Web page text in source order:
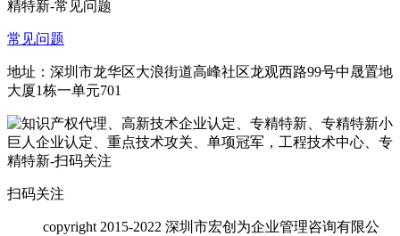
常见问题
地址：深圳市龙华区大浪街道高峰社区龙观西路99号中晟置地
大厦1栋一单元701
扫码关注
copyright 2015-2022 深圳市宏创为企业管理咨询有限公